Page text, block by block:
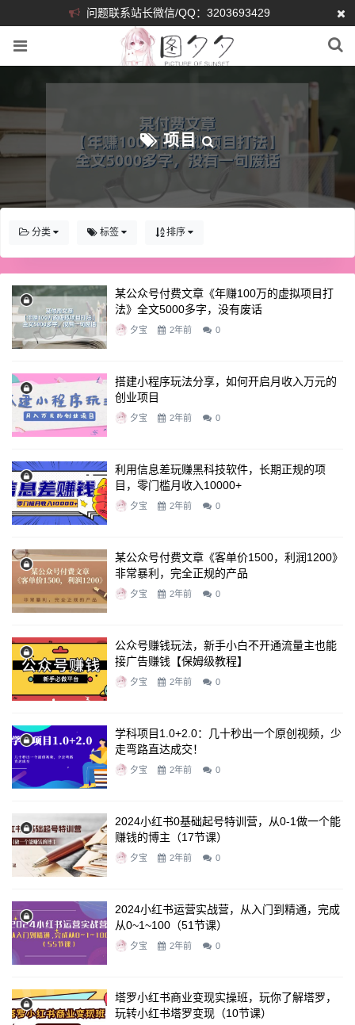
问题联系站长微信/QQ：3203693429
项目
分类 标签 排序
某公众号付费文章《年赚100万的虚拟项目打
法》全文5000多字，没有废话
夕宝 2年前 0
搭建小程序玩法分享，如何开启月收入万元的
创业项目
夕宝 2年前 0
利用信息差玩赚黑科技软件，长期正规的项
目，零门槛月收入10000+
夕宝 2年前 0
某公众号付费文章《客单价1500，利润1200》
非常暴利，完全正规的产品
夕宝 2年前 0
公众号赚钱玩法，新手小白不开通流量主也能
接广告赚钱【保姆级教程】
夕宝 2年前 0
学科项目1.0+2.0：几十秒出一个原创视频，少
走弯路直达成交！
夕宝 2年前 0
2024小红书0基础起号特训营，从0-1做一个能
赚钱的博主（17节课）
夕宝 2年前 0
2024小红书运营实战营，从入门到精通，完成
从0~1~100（51节课）
夕宝 2年前 0
塔罗小红书商业变现实操班，玩你了解塔罗，
玩转小红书塔罗变现（10节课）